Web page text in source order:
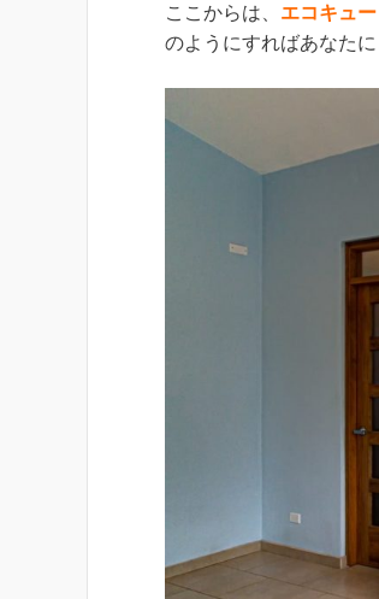
ここからは、 エコキュ
のようにすればあなた